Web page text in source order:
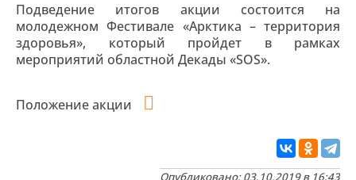
Подведение итогов акции состоится на
молодежном Фестивале «Арктика – территория
здоровья», который пройдет в рамках
мероприятий областной Декады «SOS».
Положение акции
Опубликовано: 03.10.2019 в 16:43